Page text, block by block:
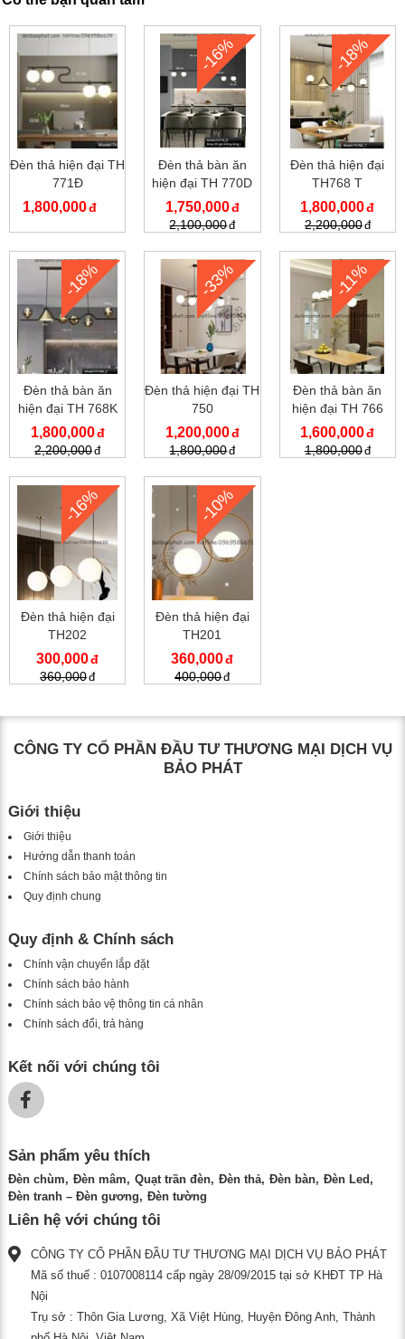
Đèn thả hiện đại TH
771Đ
1,800,000
-16%
Đèn thả bàn ăn
hiện đại TH 770D
1,750,000
2,100,000
-18%
Đèn thả hiện đại
TH768 T
1,800,000
2,200,000
-18%
Đèn thả bàn ăn
hiện đại TH 768K
1,800,000
2,200,000
-33%
Đèn thả hiện đại TH
750
1,200,000
1,800,000
-11%
Đèn thả bàn ăn
hiện đại TH 766
1,600,000
1,800,000
-16%
Đèn thả hiện đại
TH202
300,000
360,000
-10%
Đèn thả hiện đại
TH201
360,000
400,000
CÔNG TY CỔ PHẦN ĐẦU TƯ THƯƠNG MẠI DỊCH VỤ
BẢO PHÁT
Giới thiệu
Giới thiệu
Hướng dẫn thanh toán
Chính sách bảo mật thông tin
Quy định chung
Quy định & Chính sách
Chính vận chuyển lắp đặt
Chính sách bảo hành
Chính sách bảo vệ thông tin cá nhân
Chính sách đổi, trả hàng
Kết nối với chúng tôi
Sản phẩm yêu thích
Đèn chùm Đèn mâm Quạt trần đèn Đèn thả Đèn bàn
Đèn Led
Đèn tranh – Đèn gương
Đèn tường
Liên hệ với chúng tôi
CÔNG TY CỔ PHẦN ĐẦU TƯ THƯƠNG MẠI DỊCH VỤ BẢO PHÁT
Mã số thuế : 0107008114 cấp ngày 28/09/2015 tại sở KHĐT TP Hà
Nội
Trụ sở : Thôn Gia Lương, Xã Việt Hùng, Huyện Đông Anh, Thành